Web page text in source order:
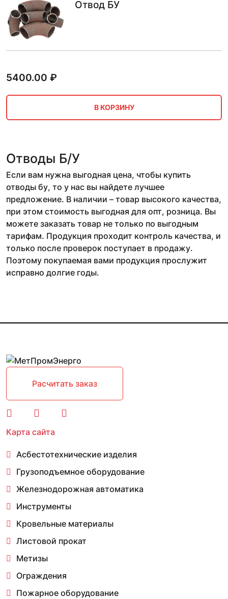
Отвод БУ
5400.00 ₽
В КОРЗИНУ
Отводы Б/У
Если вам нужна выгодная цена, чтобы купить
отводы бу, то у нас вы найдете лучшее
предложение. В наличии – товар высокого качества,
при этом стоимость выгодная для опт, розница. Вы
можете заказать товар не только по выгодным
тарифам. Продукция проходит контроль качества, и
только после проверок поступает в продажу.
Поэтому покупаемая вами продукция прослужит
исправно долгие годы.
Расчитать заказ
Карта сайта
Асбестотехнические изделия
Грузоподъемное оборудование
Железнодорожная автоматика
Инструменты
Кровельные материалы
Листовой прокат
Метизы
Ограждения
Пожарное оборудование